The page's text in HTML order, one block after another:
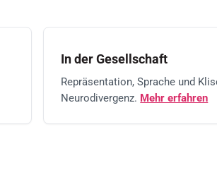
In der Gesellschaft
Repräsentation, Sprache und
Neurodivergenz. Mehr erfahren